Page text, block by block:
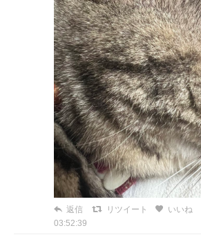
返信 リツイート いいね
03:52:39